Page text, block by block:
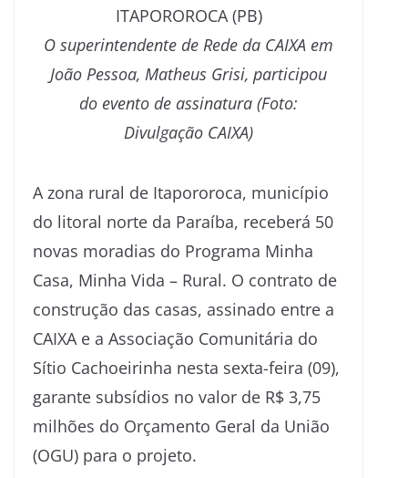
O superintendente de Rede da CAIXA em
João Pessoa, Matheus Grisi, participou
do evento de assinatura (Foto:
Divulgação CAIXA)
A zona rural de Itapororoca, município
do litoral norte da Paraíba, receberá 50
novas moradias do Programa Minha
Casa, Minha Vida – Rural. O contrato de
construção das casas, assinado entre a
CAIXA e a Associação Comunitária do
Sítio Cachoeirinha nesta sexta-feira (09),
garante subsídios no valor de R$ 3,75
milhões do Orçamento Geral da União
(OGU) para o projeto.